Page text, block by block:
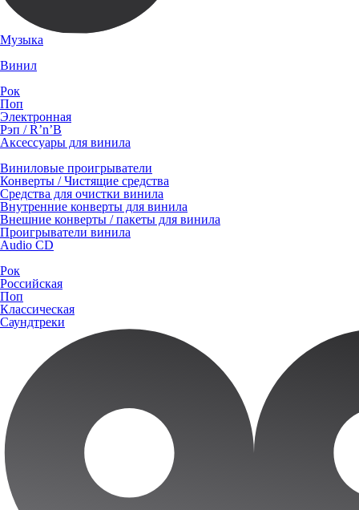
Музыка
Винил
Рок
Поп
Электронная
Рэп / R’n’B
Аксессуары для винила
Виниловые проигрыватели
Конверты / Чистящие средства
Средства для очистки винила
Внутренние конверты для винила
Внешние конверты / пакеты для винила
Проигрыватели винила
Audio CD
Рок
Российская
Поп
Классическая
Саундтреки